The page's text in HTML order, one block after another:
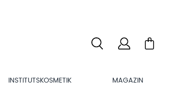
INSTITUTSKOSMETIK MAGAZIN